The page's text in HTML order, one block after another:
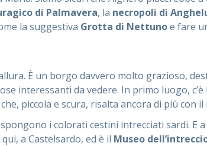
di Palmavera, la necropoli di
la suggestiva Grotta di Nettunoe fare
È un borgo davvero molto grazioso,
interessanti da vedere. In primo luogo, c’è
che, piccola e scura, risalta ancora di più con
i colorati cestini intrecciati sardi. E
a Castelsardo, ed è il Museo